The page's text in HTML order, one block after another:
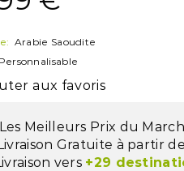
Arabie Saoudite
Personnalisable
aux favoris
Les Meilleurs Prix du
Gratuite à partir
vers +29